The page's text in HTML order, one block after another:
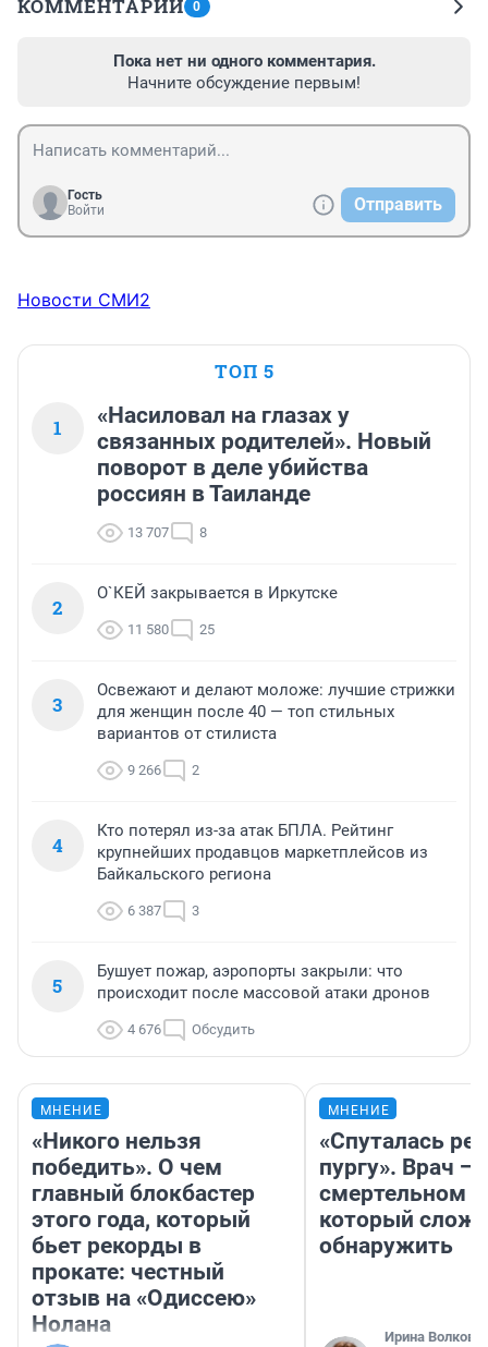
КОММЕНТАРИИ 0
Пока нет ни одного комментария.
Начните обсуждение первым!
Гость
Войти
Отправить
Новости СМИ2
ТОП 5
1
«Насиловал на глазах у
связанных родителей». Новый
поворот в деле убийства
россиян в Таиланде
13 707 8
2
О`КЕЙ закрывается в Иркутске
11 580 25
3
Освежают и делают моложе: лучшие стрижки
для женщин после 40 — топ стильных
вариантов от стилиста
9 266 2
4
Кто потерял из-за атак БПЛА. Рейтинг
крупнейших продавцов маркетплейсов из
Байкальского региона
6 387 3
5
Бушует пожар, аэропорты закрыли: что
происходит после массовой атаки дронов
4 676 Обсудить
МНЕНИЕ
«Никого нельзя
победить». О чем
главный блокбастер
этого года, который
бьет рекорды в
прокате: честный
отзыв на «Одиссею»
Нолана
МНЕНИЕ
«Спуталась
пургу». Врач —
смертельном
который
обнаружить
Ирина Волкова